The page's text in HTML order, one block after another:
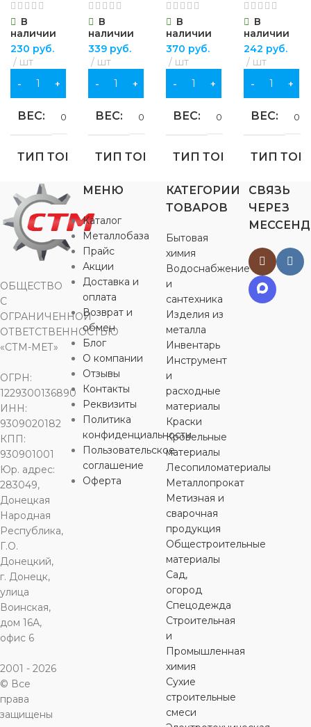
В
наличии
230 руб.
шт
ВЕС 0.105 кг
ТИП ТОВАРА
Американка ВР
ДИАМЕТР, ММ
3/4″
МАТЕРИАЛ
PPr
СОЕДИНЕНИЕ
внутренняя
резьба, пайка
ОБЛАСТЬ
ПРИМЕНЕНИЯ
горячее
водоснабжение
холодное
водоснабжение
ЦВЕТ
В
наличии
339 руб.
шт
ВЕС 0.13 кг
ТИП ТОВАРА
Американка ВР
ДИАМЕТР, ММ
32
РЕЗЬБА 1″
МАТЕРИАЛ
PPr
СОЕДИНЕНИЕ
резьба, пайка
ПРИМЕНЕНИЯ
водоснабжение,
водоснабжение
серый
В
наличии
370 руб.
шт
ВЕС 0.196 кг
ТИП ТОВАРА
Американка ВР
ДИАМЕТР, ММ
40
РЕЗЬБА
МАТЕРИАЛ
СОЕДИНЕНИЕ
внутренняя
резьба,пайка
ОБЛАСТЬ
ПРИМЕНЕНИЯ
горячее
водоснабжение
холодное
В
наличии
242 руб.
шт
ВЕС
ТИП
25
РЕЗЬБА
пайка
ОБЩЕСТВО
С
ОГРАНИЧЕННОЙ
ОТВЕТСТВЕННОСТЬЮ
«СТМ-МЕТ»
ОГРН:
1229300136890
ИНН:
9309020182
КПП:
930901001
Юр. адрес:
283049,
Донецкая
Народная
Республика,
Г.О.
Донецкий,
г. Донецк,
улица
Воинская,
дом 16А,
офис 6
2001 - 2026
© Все
права
защищены
МЕНЮ
Каталог
Металлобаза
Прайс
Акции
Доставка и
оплата
Возврат и
обмен
Блог
О компании
Отзывы
Контакты
Реквизиты
Политика
конфиденциальности
Пользовательское
соглашение
Оферта
КАТЕГОРИИ
ТОВАРОВ
Бытовая
химия
Водоснабжение
и
сантехника
Изделия из
металла
Инвентарь
Инструмент
и
расходные
материалы
Краски
Кровельные
материалы
Лесопиломатериалы
Металлопрокат
Метизная и
сварочная
продукция
Общестроительные
материалы
Сад,
огород
Спецодежда
Строительная
и
Промышленная
химия
Сухие
строительные
смеси
СВЯЗЬ
ЧЕРЕЗ